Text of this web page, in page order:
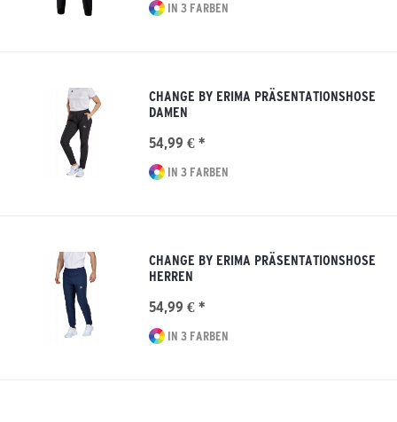
IN 3 FARBEN
CHANGE BY ERIMA PRÄSENTATIONSHOSE
DAMEN
54,99 € *
IN 3 FARBEN
CHANGE BY ERIMA PRÄSENTATIONSHOSE
HERREN
54,99 € *
IN 3 FARBEN